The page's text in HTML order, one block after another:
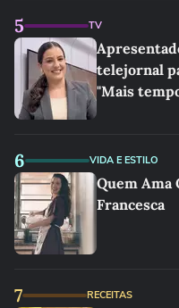
5 TV
telejornal
"Mais
6 VIDA E ESTILO
Quem Ama
Francesca
7 RECEITAS